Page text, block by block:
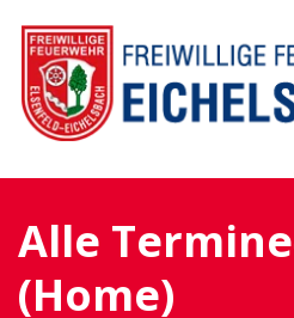
Alle
(Home)